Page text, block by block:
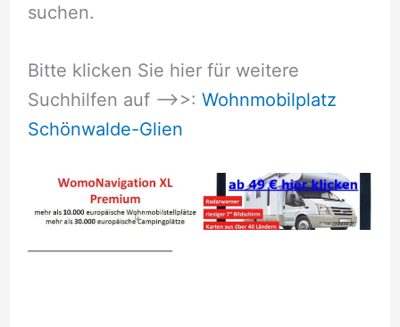
suchen.
Bitte klicken Sie hier für weitere
Suchhilfen auf –>>: Wohnmobilplatz
Schönwalde-Glien